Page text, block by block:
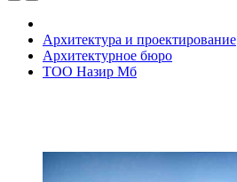
Архитектура и проектирование
Архитектурное бюро
ТОО Назир Мб